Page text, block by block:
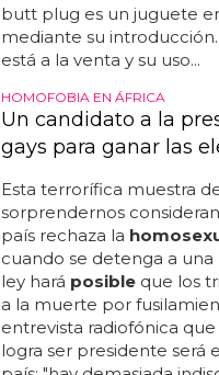
BOY TOY
Vladimir Putin,
Vamos, toda una burla al
evitar lahomosexualidad
límites, y las nuevas
canadiense mofarse de
nombre (o nickname) es
que crea lo hace
putin, convertido en butt
canadiense se pasó por
creaciones: un butt plug
esperas para jugar con
butt plug es un juguete